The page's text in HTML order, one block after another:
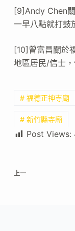
[9]Andy Chen
一早八點就打鼓
[10]曾富昌關於
地區居民/信士
# 福德正神寺廟
# 新竹縣寺廟
Post Views:
上一